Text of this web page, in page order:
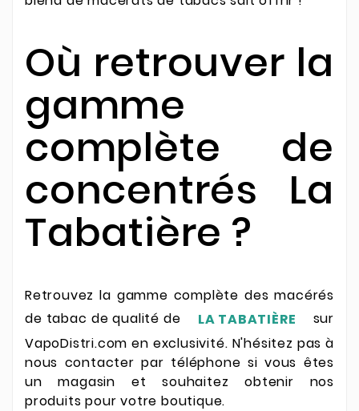
Où retrouver la
gamme
complète de
concentrés La
Tabatière ?
Retrouvez la gamme complète des macérés
de tabac de qualité de
LA TABATIÈRE
sur
VapoDistri.com en exclusivité. N'hésitez pas à
nous contacter par téléphone si vous êtes
un magasin et souhaitez obtenir nos
produits pour votre boutique.